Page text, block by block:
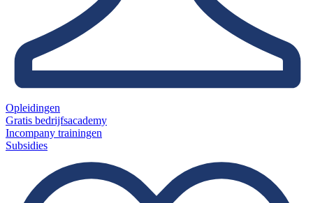
Opleidingen
Gratis bedrijfsacademy
Incompany trainingen
Subsidies